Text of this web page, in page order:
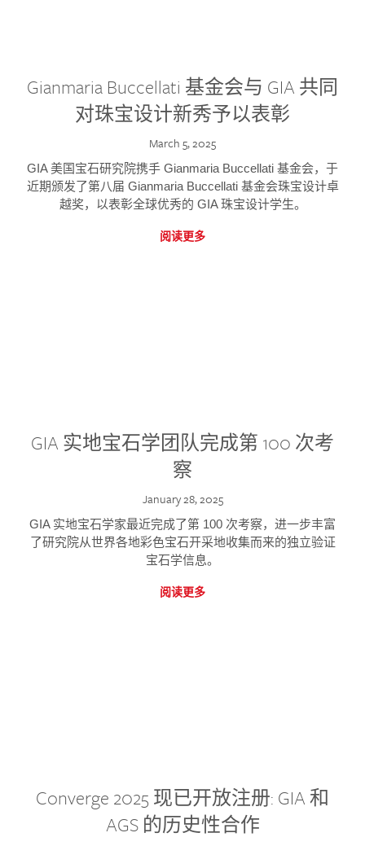
Gianmaria Buccellati 基金会与 GIA 共同
对珠宝设计新秀予以表彰
March 5, 2025
GIA 美国宝石研究院携手 Gianmaria Buccellati 基金会，于
近期颁发了第八届 Gianmaria Buccellati 基金会珠宝设计卓
越奖，以表彰全球优秀的 GIA 珠宝设计学生。
阅读更多
GIA 实地宝石学团队完成第 100 次考
察
January 28, 2025
GIA 实地宝石学家最近完成了第 100 次考察，进一步丰富
了研究院从世界各地彩色宝石开采地收集而来的独立验证
宝石学信息。
阅读更多
Converge 2025 现已开放注册: GIA 和
AGS 的历史性合作